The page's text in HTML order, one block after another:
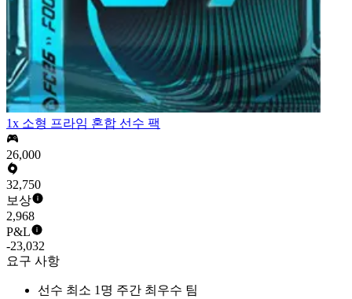
1x 소형 프라임 혼합 선수 팩
26,000
32,750
보상
2,968
P&L
-23,032
요구 사항
선수 최소 1명 주간 최우수 팀